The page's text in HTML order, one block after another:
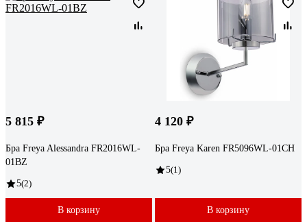
5 815 ₽
Бра Freya Alessandra FR2016WL-
01BZ
5(2)
В корзину
4 120 ₽
Бра Freya Karen FR5096WL-01CH
5(1)
В корзину